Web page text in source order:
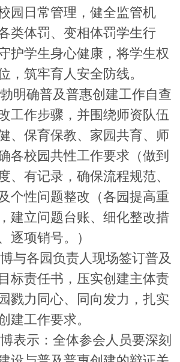
园日常管理，健全监管机
类体罚、变相体罚学生行
护学生身心健康，将学生权
，筑牢育人安全防线。
确普及普惠创建工作自查
工作步骤，并围绕师资队伍
、保育保教、家园共育、师
各校园共性工作要求（做到
、有记录，确保流程规范、
个性问题整改（各园提高重
建立问题台账、细化整改措
逐项销号。）
各园负责人现场签订普及
标责任书，压实创建主体责
戮力同心、同向发力，扎实
建工作要求。
示：全体参会人员要深刻